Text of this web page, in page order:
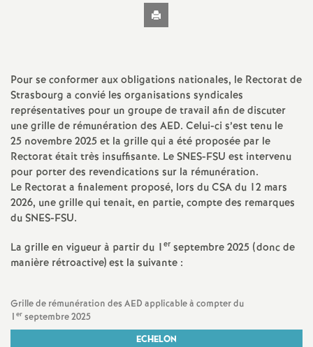
a
t
i
o
n
a
d
Imprimer
l'article
Pour se conformer aux obligations nationales, le Rectorat de
Strasbourg a convié les organisations syndicales
représentatives pour un groupe de travail afin de discuter
une grille de rémunération des AED. Celui-ci s’est tenu le
25 novembre 2025 et la grille qui a été proposée par le
Rectorat était très insuffisante. Le SNES-FSU est intervenu
pour porter des revendications sur la rémunération.
Le Rectorat a finalement proposé, lors du CSA du 12 mars
2026, une grille qui tenait, en partie, compte des remarques
du SNES-FSU.
La grille en vigueur à partir du 1er septembre 2025 (donc de
manière rétroactive) est la suivante :
Grille de rémunération des AED applicable à compter du
1 er septembre 2025
ECHELON